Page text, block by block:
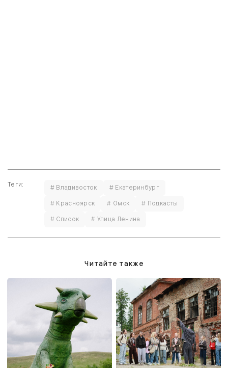
Теги: # Владивосток
# Екатеринбург
# Красноярск
# Омск
# Подкасты
# Список
# Улица Ленина
Читайте также